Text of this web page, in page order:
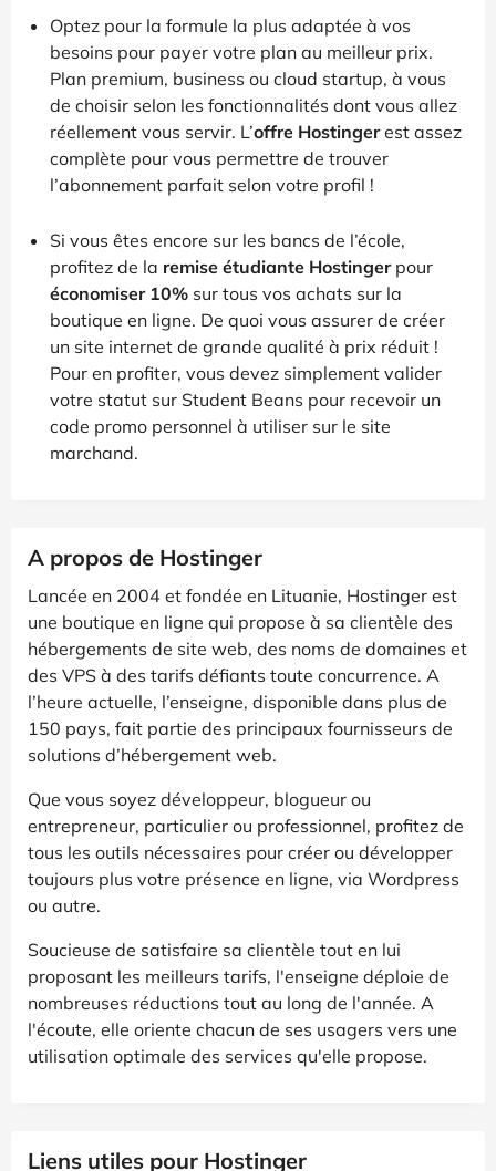
Optez pour la formule la plus adaptée à vos
besoins pour payer votre plan au meilleur prix.
Plan premium, business ou cloud startup, à vous
de choisir selon les fonctionnalités dont vous allez
réellement vous servir. L’offre Hostingerest assez
complète pour vous permettre de trouver
l’abonnement parfait selon votre profil !
Si vous êtes encore sur les bancs de l’école,
profitez de la remise étudiante Hostingerpour
économiser 10% sur tous vos achats sur la
boutique en ligne. De quoi vous assurer de créer
un site internet de grande qualité à prix réduit !
Pour en profiter, vous devez simplement valider
votre statut sur Student Beans pour recevoir un
code promo personnel à utiliser sur le site
marchand.
A propos de Hostinger
Lancée en 2004 et fondée en Lituanie, Hostinger est
une boutique en ligne qui propose à sa clientèle des
hébergements de site web, des noms de domaines et
des VPS à des tarifs défiants toute concurrence. A
l’heure actuelle, l’enseigne, disponible dans plus de
150 pays, fait partie des principaux fournisseurs de
solutions d’hébergement web.
Que vous soyez développeur, blogueur ou
entrepreneur, particulier ou professionnel, profitez de
tous les outils nécessaires pour créer ou développer
toujours plus votre présence en ligne, via Wordpress
ou autre.
Soucieuse de satisfaire sa clientèle tout en lui
proposant les meilleurs tarifs, l'enseigne déploie de
nombreuses réductions tout au long de l'année. A
l'écoute, elle oriente chacun de ses usagers vers une
utilisation optimale des services qu'elle propose.
Liens utiles pour Hostinger